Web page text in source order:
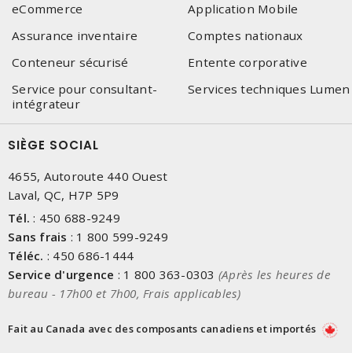
eCommerce
Application Mobile
Assurance inventaire
Comptes nationaux
Conteneur sécurisé
Entente corporative
Service pour consultant-
intégrateur
Services techniques Lumen
SIÈGE SOCIAL
4655, Autoroute 440 Ouest
Laval, QC, H7P 5P9
Tél. : 450 688-9249
Sans frais : 1 800 599-9249
Téléc. : 450 686-1444
Service d'urgence : 1 800 363-0303 (Après les heures de
bureau - 17h00 et 7h00, Frais applicables)
Fait au Canada avec des composants canadiens et importés